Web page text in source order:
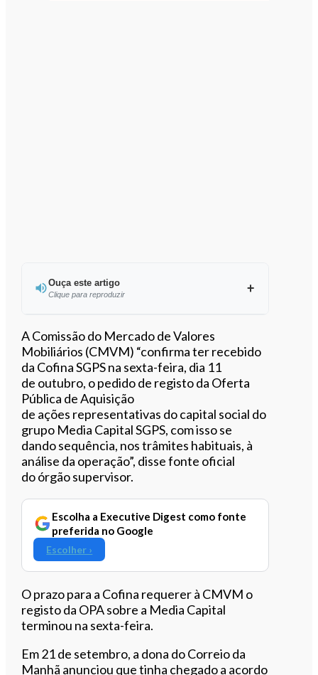
Ouça este artigo
Clique para reproduzir
Ouvir este artigo
AComissão do Mercado de Valores
Mobiliários (CMVM) “confirma ter recebido
da CofinaSGPSna sexta-feira, dia 11
de outubro, o pedido de registo da Oferta
Pública de Aquisição
de ações representativas do capital social do
grupo Media CapitalSGPS, com isso se
dando sequência, nos trâmites habituais, à
análise da operação”, disse fonte oficial
doórgãosupervisor.
Escolha a Executive Digest como fonte
preferida no Google
Escolher ›
O prazo para a Cofina requerer à CMVM o
registo da OPA sobre a Media Capital
terminou na sexta-feira.
Em 21 de setembro, a dona do Correio da
Manhã anunciou que tinha chegado a acordo